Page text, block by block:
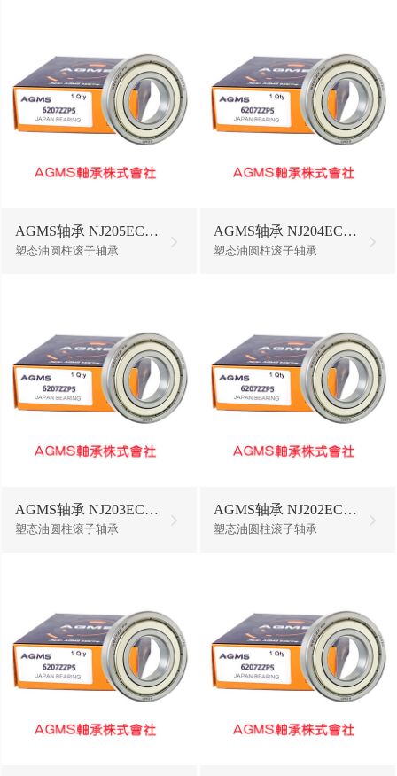
AGMS轴承 NJ205ECP/W64
塑态油圆柱滚子轴承
AGMS轴承 NJ204ECP/W64
塑态油圆柱滚子轴承
AGMS轴承 NJ203ECP/W64
塑态油圆柱滚子轴承
AGMS轴承 NJ202ECP/W64
塑态油圆柱滚子轴承